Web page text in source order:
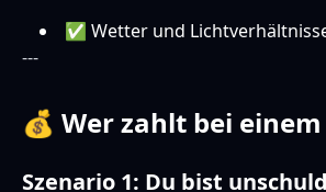
✅ Wetter und
---
💰 Wer zahlt bei
Szenario 1: Du bist